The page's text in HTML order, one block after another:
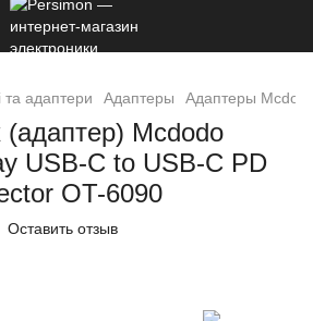
та адаптери Адаптеры Адаптеры
(адаптер) Mcdodo
USB-C to USB-C PD
OT-6090
Оставить отзыв